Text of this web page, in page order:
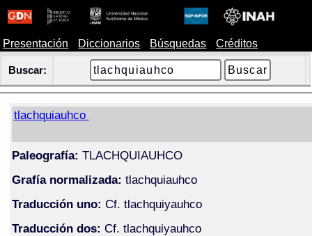
Presentación Diccionarios Búsquedas Créditos
Buscar:
tlachquiauhco
Paleografía: TLACHQUIAUHCO
Grafía normalizada: tlachquiauhco
Traducción uno: Cf. tlachquiyauhco
Traducción dos: Cf. tlachquiyauhco